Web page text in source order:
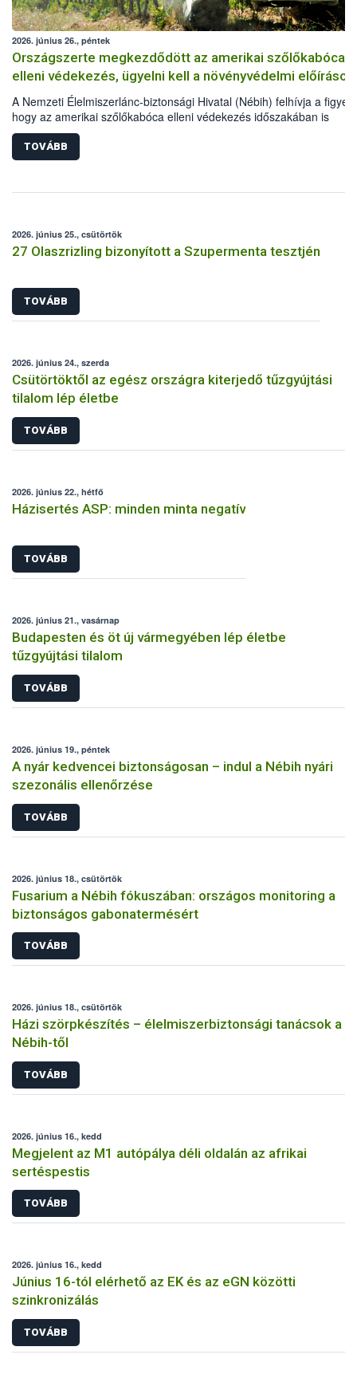
2026. június 26., péntek
Országszerte megkezdődött az amerikai szőlőkabóca
elleni védekezés, ügyelni kell a növényvédelmi
A Nemzeti Élelmiszerlánc-biztonsági Hivatal (Nébih) felhívja a
hogy az amerikai szőlőkabóca elleni védekezés időszakában is
elengedhetetlen a növényvédelmi előírások betartása. Kiemelten
hogy a szőlősgazdák engedélyezett növényvédő szereket
alkalmazzanak, a kezeléseket megfelelő technológiával végezzék
szabályokat. A védekezés során a méhek és vadon élő beporzókat
TOVÁBB
2026. június 25., csütörtök
27 Olaszrizling bizonyított a Szupermenta tesztjén
TOVÁBB
2026. június 24., szerda
Csütörtöktől az egész országra kiterjedő tűzgyújtási
tilalom lép életbe
TOVÁBB
2026. június 22., hétfő
Házisertés ASP: minden minta negatív
TOVÁBB
2026. június 21., vasárnap
Budapesten és öt új vármegyében lép életbe
tűzgyújtási tilalom
TOVÁBB
2026. június 19., péntek
A nyár kedvencei biztonságosan – indul a Nébih nyári
szezonális ellenőrzése
TOVÁBB
2026. június 18., csütörtök
Fusarium a Nébih fókuszában: országos monitoring a
biztonságos gabonatermésért
TOVÁBB
2026. június 18., csütörtök
Házi szörpkészítés – élelmiszerbiztonsági tanácsok a
Nébih-től
TOVÁBB
2026. június 16., kedd
Megjelent az M1 autópálya déli oldalán az afrikai
sertéspestis
TOVÁBB
2026. június 16., kedd
Június 16-tól elérhető az EK és az eGN közötti
szinkronizálás
TOVÁBB